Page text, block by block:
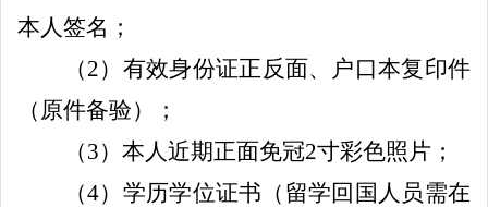
本人签名；
（2） 有效身份证正反面、户口本复印件
（原件备验）；
（3） 本人近期正面免冠2寸彩色照片；
（4）学历学位证书（ 留学回国人员需在